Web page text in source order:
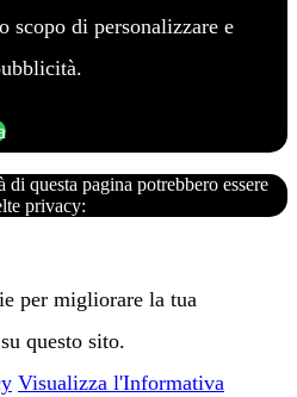
scopo di personalizzare e
questa pagina potrebbero essere
privacy:
per migliorare la tua
questo sito.
Visualizza l'Informativa